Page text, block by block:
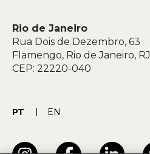
Rio de Janeiro
Rua Dois de Dezembro, 63
Flamengo, Rio de Janeiro, RJ
CEP: 22220-040
PT EN